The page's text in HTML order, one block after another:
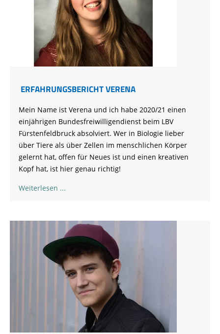
ERFAHRUNGSBERICHT VERENA
Mein Name ist Verena und ich habe 2020/21 einen
einjährigen Bundesfreiwilligendienst beim LBV
Fürstenfeldbruck absolviert. Wer in Biologie lieber
über Tiere als über Zellen im menschlichen Körper
gelernt hat, offen für Neues ist und einen kreativen
Kopf hat, ist hier genau richtig!
Weiterlesen